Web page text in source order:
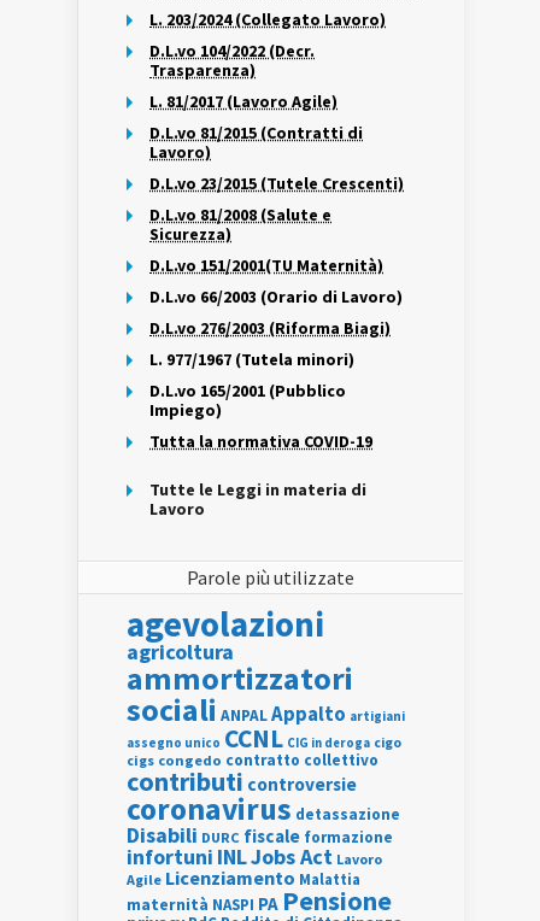
L. 203/2024 (Collegato Lavoro)
D.L.vo 104/2022 (Decr.
Trasparenza)
L. 81/2017 (Lavoro Agile)
D.L.vo 81/2015 (Contratti di
Lavoro)
D.L.vo 23/2015 (Tutele Crescenti)
D.L.vo 81/2008 (Salute e
Sicurezza)
D.L.vo 151/2001(TU Maternità)
D.L.vo 66/2003 (Orario di Lavoro)
D.L.vo 276/2003 (Riforma Biagi)
L. 977/1967 (Tutela minori)
D.L.vo 165/2001 (Pubblico
Impiego)
Tutta la normativa COVID-19
Tutte le Leggi in materia di
Lavoro
Parole più utilizzate
agevolazioni
agricoltura
ammortizzatori
sociali ANPALAppalto artigiani
assegno unico CCNL CIG in deroga cigo
cigs congedo contratto collettivo
contributi controversie
coronavirus detassazione
Disabili DURC fiscale formazione
infortuni INLJobs Act Lavoro
Agile Licenziamento Malattia
maternità NASPI PA Pensione